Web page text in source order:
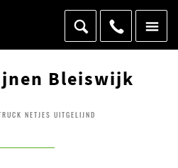
Bleiswijk
NETJES UITGELIJND